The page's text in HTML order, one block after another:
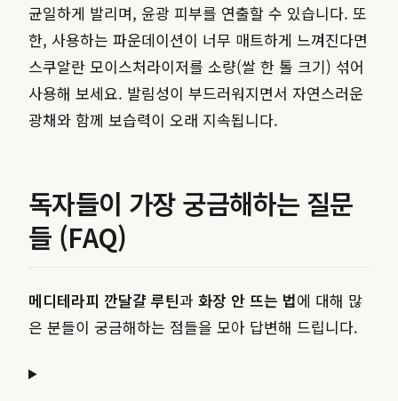
균일하게 발리며, 윤광 피부를 연출할 수 있습니다. 또
한, 사용하는 파운데이션이 너무 매트하게 느껴진다면
스쿠알란 모이스처라이저를 소량(쌀 한 톨 크기) 섞어
사용해 보세요. 발림성이 부드러워지면서 자연스러운
광채와 함께 보습력이 오래 지속됩니다.
독자들이 가장 궁금해하는 질문
들 (FAQ)
메디테라피 깐달걀 루틴과 화장 안 뜨는 법에 대해 많
은 분들이 궁금해하는 점들을 모아 답변해 드립니다.